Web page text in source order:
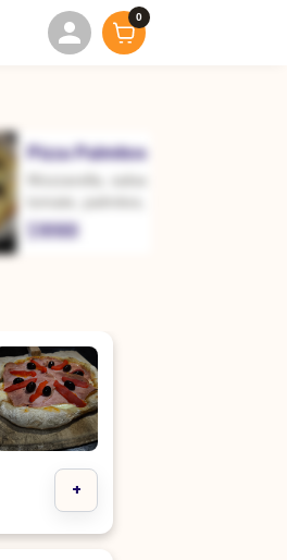
0
Pizza Palmitos
duro, salsa golf, aceitunas
negras
$18900
+